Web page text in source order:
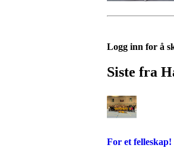
Logg inn for å
Siste fra
For et felleskap!